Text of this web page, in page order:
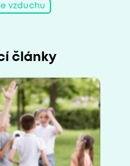
vzduchu
články